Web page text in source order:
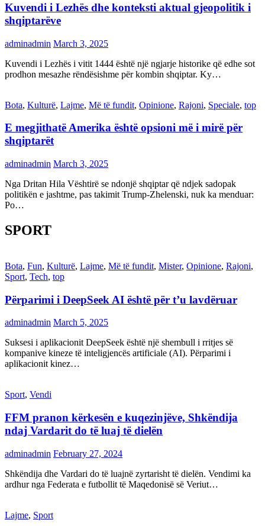
Kuvendi i Lezhës dhe konteksti aktual gjeopolitik i
shqiptarëve
adminadmin March 3, 2025
Kuvendi i Lezhës i vitit 1444 është një ngjarje historike që edhe sot
prodhon mesazhe rëndësishme për kombin shqiptar. Ky…
Bota, Kulturë, Lajme, Më të fundit, Opinione, Rajoni, Speciale, top
E megjithatë Amerika është opsioni më i mirë për
shqiptarët
adminadmin March 3, 2025
Nga Dritan Hila Vështirë se ndonjë shqiptar që ndjek sadopak
politikën e jashtme, pas takimit Trump-Zhelenski, nuk ka menduar:
Po…
SPORT
Bota, Fun, Kulturë, Lajme, Më të fundit, Mister, Opinione, Rajoni,
Sport, Tech, top
Përparimi i DeepSeek AI është për t’u lavdëruar
adminadmin March 5, 2025
Suksesi i aplikacionit DeepSeek është një shembull i rritjes së
kompanive kineze të inteligjencës artificiale (AI). Përparimi i
aplikacionit kinez…
Sport, Vendi
FFM pranon kërkesën e kuqezinjëve, Shkëndija
ndaj Vardarit do të luaj të dielën
adminadmin February 27, 2024
Shkëndija dhe Vardari do të luajnë zyrtarisht të dielën. Vendimi ka
ardhur nga Federata e futbollit të Maqedonisë së Veriut…
Lajme, Sport